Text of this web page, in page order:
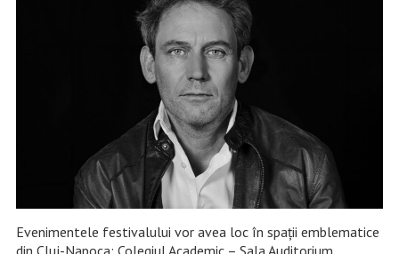
Evenimentele festivalului vor avea loc în spații emblematice
din Cluj-Napoca: Colegiul Academic – Sala Auditorium